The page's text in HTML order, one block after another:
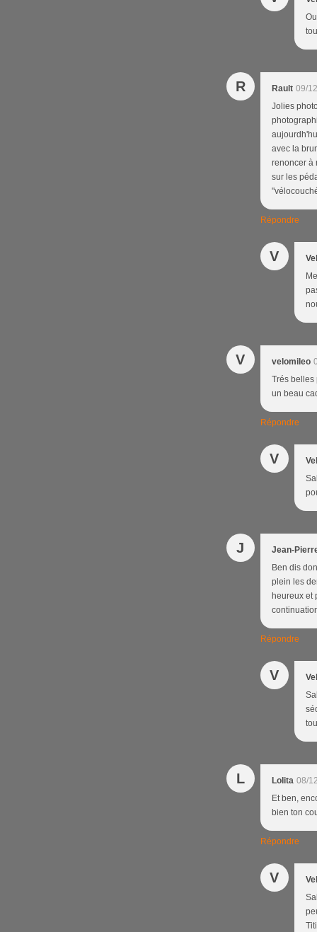
R Rault 09/
Jolies
avec la
renoncer à
sur les
Répondre
V
V velomileo
Trés belles
un beau
Répondre
V
J
Jean-
Ben dis
plein les
heureux et
Répondre
V
L Lolita 08/
Et ben,
bien ton
Répondre
V